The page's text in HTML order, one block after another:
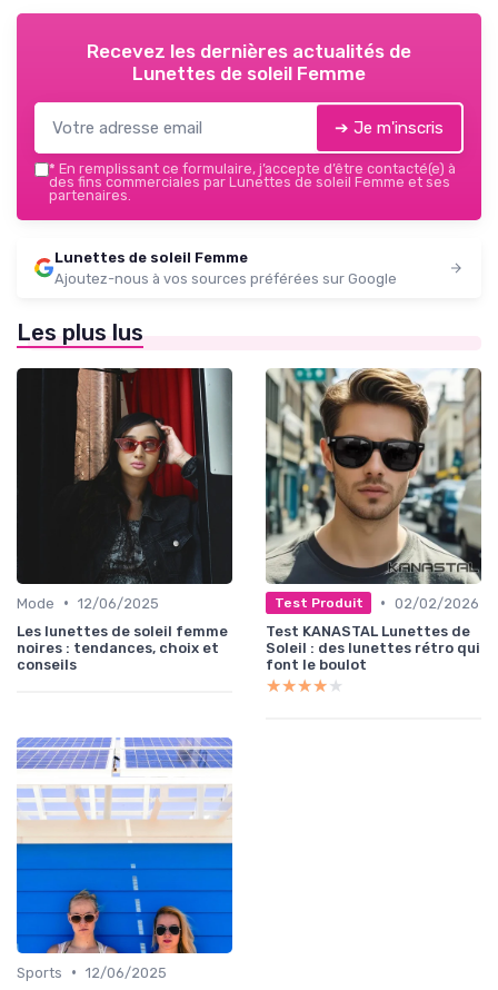
Recevez les dernières actualités de
Lunettes de soleil Femme
➔ Je m'inscris
* En remplissant ce formulaire, j’accepte d’être contacté(e) à
des fins commerciales par Lunettes de soleil Femme et ses
partenaires.
Lunettes de soleil Femme
Ajoutez-nous à vos sources préférées sur Google
Les plus lus
Mode • 12/06/2025
Les lunettes de soleil femme
noires : tendances, choix et
conseils
Test Produit • 02/02/2026
Test KANASTAL Lunettes de
Soleil : des lunettes rétro qui
font le boulot
★★★★★
★★★★★
Sports • 12/06/2025